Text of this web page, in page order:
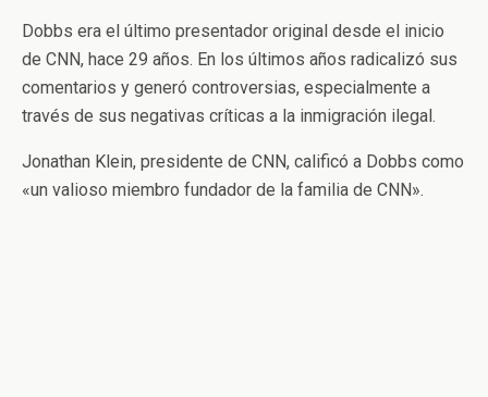
Dobbs era el último presentador original desde el inicio
de CNN, hace 29 años. En los últimos años radicalizó sus
comentarios y generó controversias, especialmente a
través de sus negativas críticas a la inmigración ilegal.
Jonathan Klein, presidente de CNN, calificó a Dobbs como
«un valioso miembro fundador de la familia de CNN».